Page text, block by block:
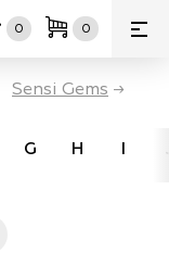
0 0
Sensi Gems →
G H I